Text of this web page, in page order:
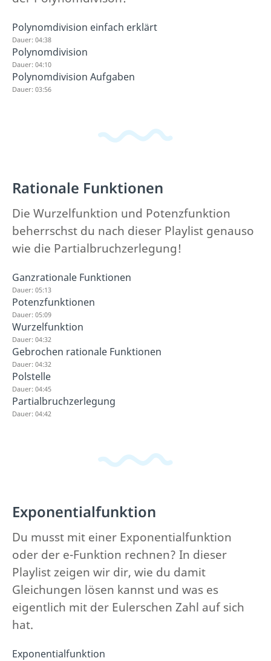
Polynomdivision einfach erklärt
Dauer: 04:38
Polynomdivision
Dauer: 04:10
Polynomdivision Aufgaben
Dauer: 03:56
Rationale Funktionen
Die Wurzelfunktion und Potenzfunktion
beherrschst du nach dieser Playlist genauso
wie die Partialbruchzerlegung!
Ganzrationale Funktionen
Dauer: 05:13
Potenzfunktionen
Dauer: 05:09
Wurzelfunktion
Dauer: 04:32
Gebrochen rationale Funktionen
Dauer: 04:32
Polstelle
Dauer: 04:45
Partialbruchzerlegung
Dauer: 04:42
Exponentialfunktion
Du musst mit einer Exponentialfunktion
oder der e-Funktion rechnen? In dieser
Playlist zeigen wir dir, wie du damit
Gleichungen lösen kannst und was es
eigentlich mit der Eulerschen Zahl auf sich
hat.
Exponentialfunktion